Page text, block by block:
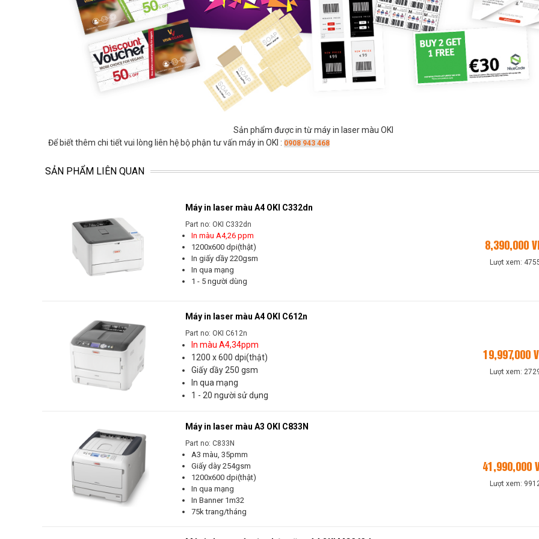
Sản phẩm được in từ máy in laser màu OKI
Để biết thêm chi tiết vui lòng liên hệ bộ phận tư vấn máy in OKI : 0908 943 468
SẢN PHẨM LIÊN QUAN
Máy in laser màu A4 OKI C332dn
Part no: OKI C332dn
In màu A4,26 ppm
1200x600 dpi(thật)
In giấy dầy 220gsm
In qua mạng
1 - 5 người dùng
8,390,000
Lượt xem:
Máy in laser màu A4 OKI C612n
Part no: OKI C612n
In màu A4,34ppm
1200 x 600 dpi(thật)
Giấy dầy 250 gsm
In qua mạng
1 - 20 người sử dụng
19,997,000
Lượt xem:
Máy in laser màu A3 OKI C833N
Part no: C833N
A3 màu, 35pmm
Giấy dày 254gsm
1200x600 dpi(thật)
In qua mạng
In Banner 1m32
75k trang/tháng
41,990,000
Lượt xem: